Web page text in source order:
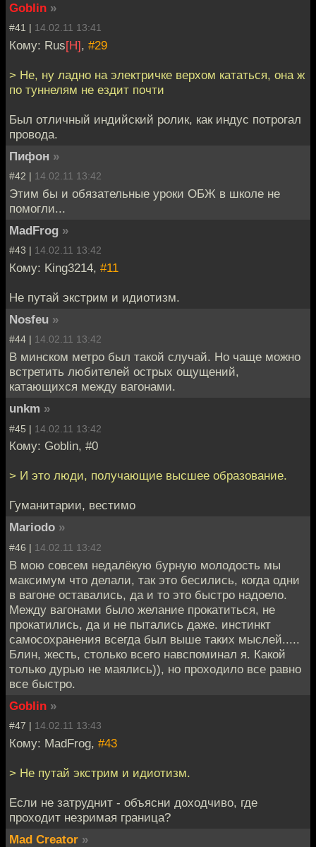
Goblin »
#41 | 14.02.11 13:41
Кому: Rus[H], #29
> Не, ну ладно на электричке верхом кататься, она ж
по туннелям не ездит почти
Был отличный индийский ролик, как индус потрогал
провода.
Пифон »
#42 | 14.02.11 13:42
Этим бы и обязательные уроки ОБЖ в школе не
помогли...
MadFrog »
#43 | 14.02.11 13:42
Кому: King3214, #11
Не путай экстрим и идиотизм.
Nosfeu »
#44 | 14.02.11 13:42
В минском метро был такой случай. Но чаще можно
встретить любителей острых ощущений,
катающихся между вагонами.
unkm »
#45 | 14.02.11 13:42
Кому: Goblin, #0
> И это люди, получающие высшее образование.
Гуманитарии, вестимо
Mariodo »
#46 | 14.02.11 13:42
В мою совсем недалёкую бурную молодость мы
максимум что делали, так это бесились, когда одни
в вагоне оставались, да и то это быстро надоело.
Между вагонами было желание прокатиться, не
прокатились, да и не пытались даже. инстинкт
самосохранения всегда был выше таких мыслей.....
Блин, жесть, столько всего навспоминал я. Какой
только дурью не маялись)), но проходило все равно
все быстро.
Goblin »
#47 | 14.02.11 13:43
Кому: MadFrog, #43
> Не путай экстрим и идиотизм.
Если не затруднит - объясни доходчиво, где
проходит незримая граница?
Mad Creator »